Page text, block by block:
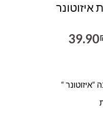
איזוטונר
39.90המחיר
“